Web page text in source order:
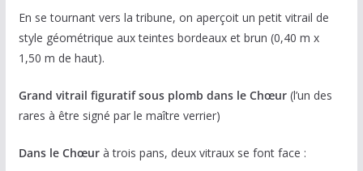
En se tournant vers la tribune, on aperçoit un petit vitrail de
style géométrique aux teintes bordeaux et brun (0,40 m x
1,50 m de haut).
Grand vitrail figuratif sous plomb dans le Chœur (l’un des
rares à être signé par le maître verrier)
Dans le Chœurà trois pans, deux vitraux se font face :